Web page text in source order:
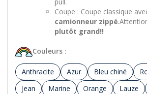
Coupe : Coupe classique
camionneur zippé
plutôt grand!!
Couleurs :
Anthracite Azur Bleu chiné
Jean
Marine Orange Lauze